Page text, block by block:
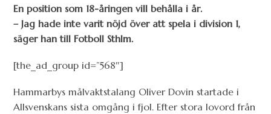
En position som 18-åringen vill behålla i år.
– Jag hade inte varit nöjd över att spela i division 1,
säger han till Fotboll Sthlm.
[the_ad_group id=”568″]
Hammarbys målvaktstalang Oliver Dovin startade i
Allsvenskans sista omgång i fjol. Efter stora lovord från